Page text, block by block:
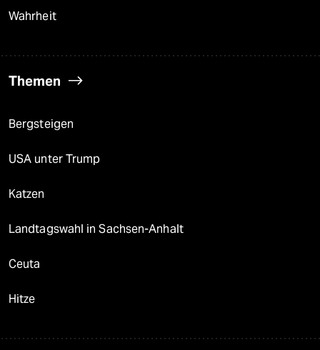
Wahrheit
Themen
Bergsteigen
USA unter Trump
Katzen
Landtagswahl in Sachsen-Anhalt
Ceuta
Hitze